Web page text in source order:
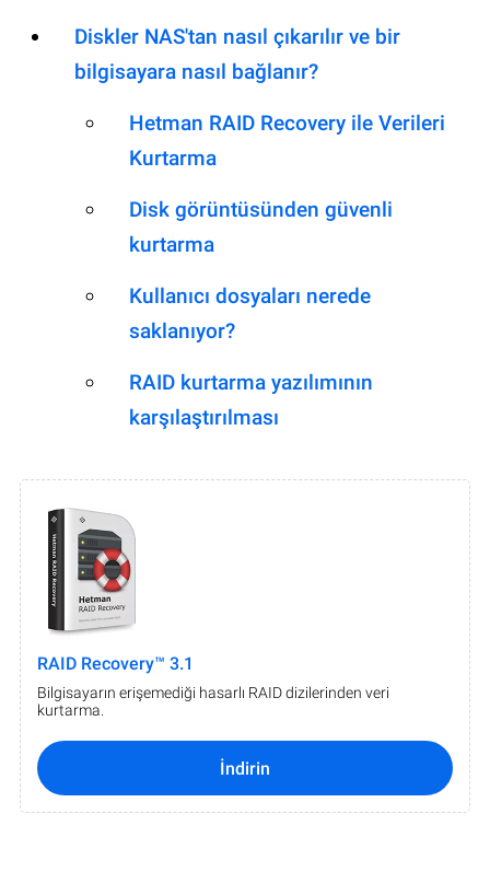
Diskler NAS'tan nasıl çıkarılır ve bir
bilgisayara nasıl bağlanır?
Hetman RAID Recovery ile Verileri
Kurtarma
Disk görüntüsünden güvenli
kurtarma
Kullanıcı dosyaları nerede
saklanıyor?
RAID kurtarma yazılımının
karşılaştırılması
RAID Recovery™ 3.1
Bilgisayarın erişemediği hasarlı RAID dizilerinden veri
kurtarma.
İndirin